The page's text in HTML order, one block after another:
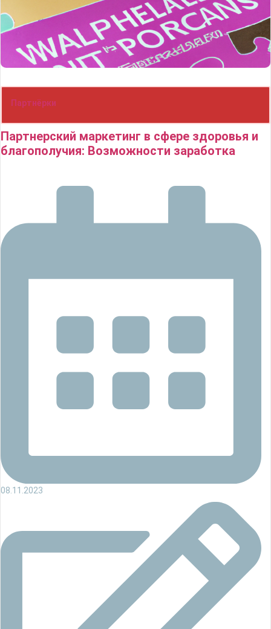
Партнёрки
Партнерский маркетинг в сфере здоровья и
благополучия: Возможности заработка
08.11.2023